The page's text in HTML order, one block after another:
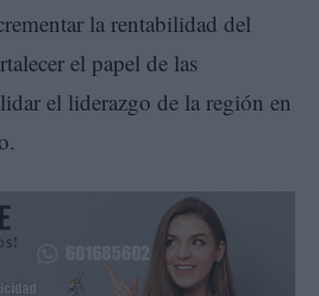
la rentabilidad del
el papel de las
el liderazgo de la región en